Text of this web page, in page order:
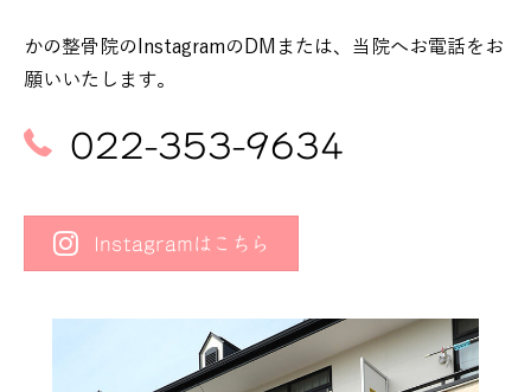
かの整骨院のInstagramのDMまたは、当院へお電話をお
願いいたします。
022-353-9634
Instagramはこちら